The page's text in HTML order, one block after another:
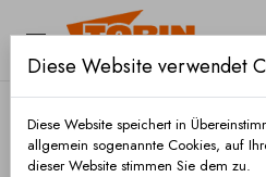

Diese Website verwendet
Diese Website speichert in
allgemein sogenannte Cookies, auf
dieser Website stimmen Sie dem zu.